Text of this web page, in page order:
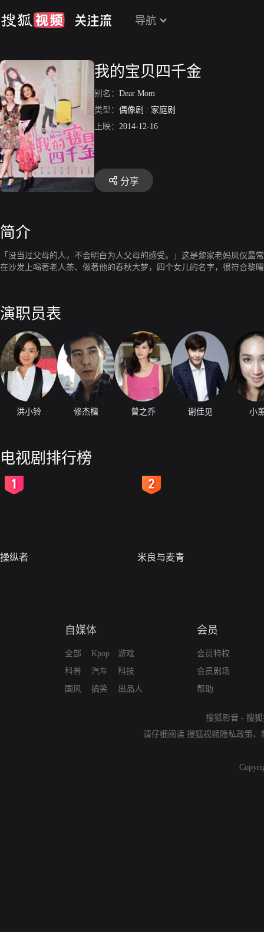
导航
我的宝贝四千金
别名： Dear Mom
类型： 偶像剧 / 家庭剧
上映： 2014-12-16
分享
简介
「没当过父母的人，不会明白为人父母的感受。」这是黎家老妈凤仪
在沙发上喝著老人茶、做著他的春秋大梦，四个女儿的名字，很符合黎
演职员表
洪小铃 修杰楷 曾之乔 谢佳见 小
电视剧排行榜
操纵者 米良与麦青
自媒体
全部
科普
国风
Kpop
汽车
搞笑
游戏
科技
出品人
会员
会员特权
会员剧场
帮助
搜狐影音 - 搜
请仔细阅读 搜狐视频隐私政策、